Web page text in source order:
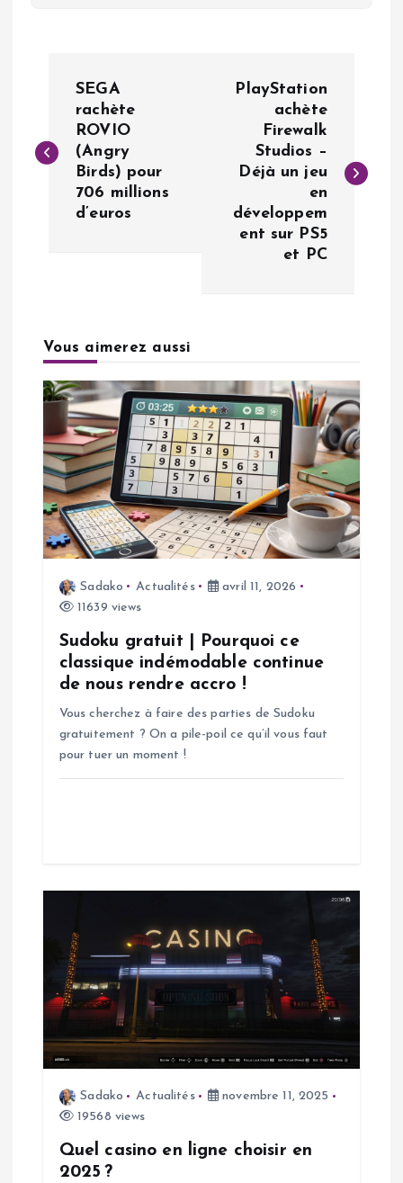
v
t
o
n
d
e
SEGA
rachète
ROVIO
(Angry
Birds) pour
706 millions
d’euros
PlayStation
achète
Firewalk
Studios –
Déjà un jeu
en
développem
ent sur PS5
et PC
Vous aimerez aussi
Sadako Actualités
avril 11, 2026
11639 views
Sudoku gratuit | Pourquoi ce
classique indémodable continue
de nous rendre accro !
Vous cherchez à faire des parties de Sudoku
gratuitement ? On a pile-poil ce qu’il vous faut
pour tuer un moment !
Sadako Actualités
novembre 11, 2025
19568 views
Quel casino en ligne choisir en
2025 ?